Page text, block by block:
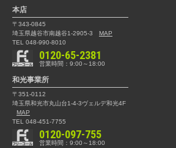
本店
〒343-0845
埼玉県越谷市南越谷1-2905-3
MAP
TEL 048-990-8010
0120-65-2381
営業時間：9:00～18:00
和光事業所
〒351-0112
埼玉県和光市丸山台1-4-3ヴェルデ和光4F
MAP
TEL 048-451-7755
0120-097-755
営業時間：9:00～18:00